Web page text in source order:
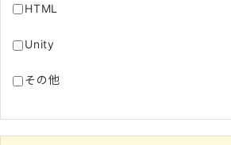
HTML
Unity
その他